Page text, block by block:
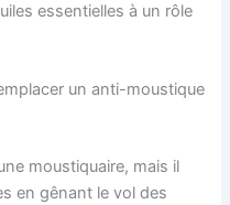
essentielles à un rôle
un anti-moustique
moustiquaire, mais il
en gênant le vol des